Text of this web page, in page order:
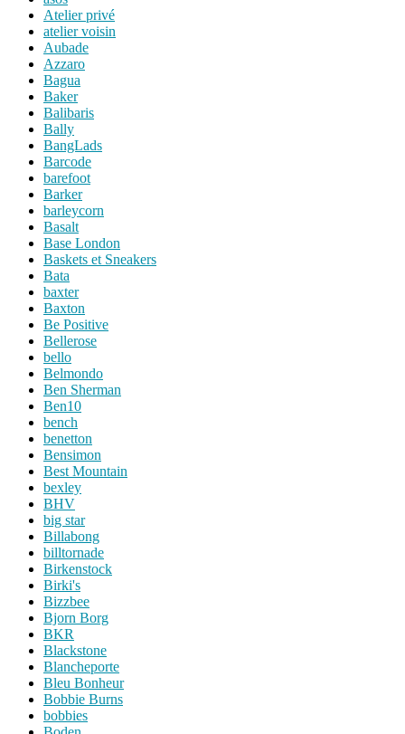
Atelier privé
atelier voisin
Aubade
Azzaro
Bagua
Baker
Balibaris
Bally
BangLads
Barcode
barefoot
Barker
barleycorn
Basalt
Base London
Baskets et Sneakers
Bata
baxter
Baxton
Be Positive
Bellerose
bello
Belmondo
Ben Sherman
Ben10
bench
benetton
Bensimon
Best Mountain
bexley
BHV
big star
Billabong
billtornade
Birkenstock
Birki's
Bizzbee
Bjorn Borg
BKR
Blackstone
Blancheporte
Bleu Bonheur
Bobbie Burns
bobbies